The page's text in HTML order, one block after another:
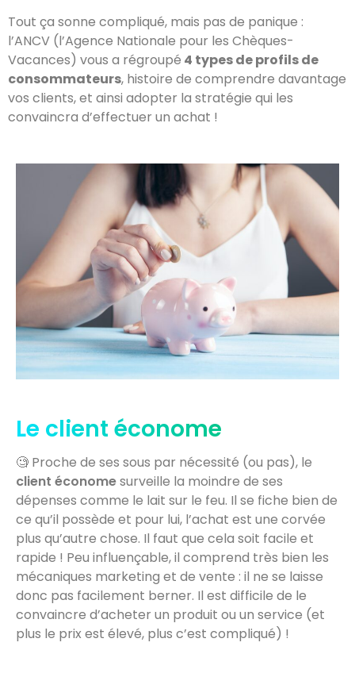
Tout ça sonne compliqué, mais pas de panique :
l’ANCV (l’Agence Nationale pour les Chèques-
Vacances) vous a régroupé 4 types de profils de
consommateurs, histoire de comprendre davantage
vos clients, et ainsi adopter la stratégie qui les
convaincra d’effectuer un achat !
Le client économe
🧐 Proche de ses sous par nécessité (ou pas), le
client économesurveille la moindre de ses
dépenses comme le lait sur le feu. Il se fiche bien de
ce qu’il possède et pour lui, l’achat est une corvée
plus qu’autre chose. Il faut que cela soit facile et
rapide ! Peu influençable, il comprend très bien les
mécaniques marketing et de vente : il ne se laisse
donc pas facilement berner. Il est difficile de le
convaincre d’acheter un produit ou un service (et
plus le prix est élevé, plus c’est compliqué) !